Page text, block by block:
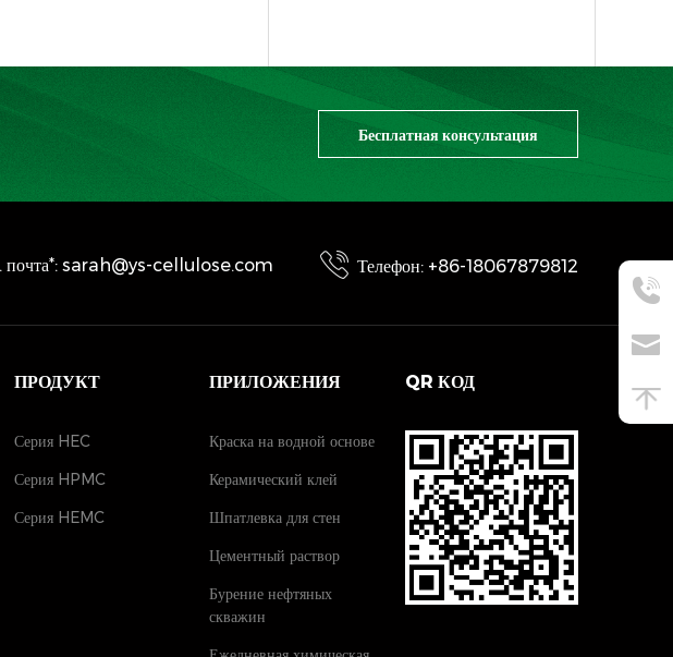
Бесплатная консультация
почта*: sarah@ys-cellulose.com Телефон: +86-18067879812
ПРОДУКТ
Серия HEC
Серия HPMC
Серия HEMC
ПРИЛОЖЕНИЯ
Краска на водной основе
Керамический клей
Шпатлевка для стен
Цементный раствор
Бурение нефтяных
скважин
QR КОД